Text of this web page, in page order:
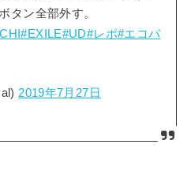
タン全部外す。
#EXILE#UD#レポ#エコパ
2019年7月27日